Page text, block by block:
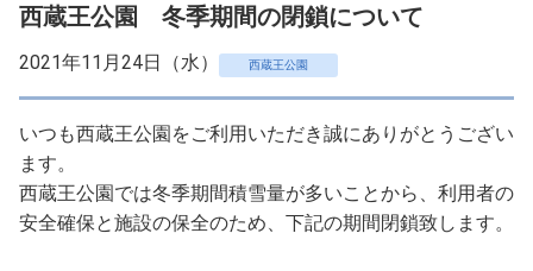
西蔵王公園 冬季期間の閉鎖について
2021年11月24日（水） 西蔵王公園
いつも西蔵王公園をご利用いただき誠にありがとうござい
ます。
西蔵王公園では冬季期間積雪量が多いことから、利用者の
安全確保と施設の保全のため、下記の期間閉鎖致します。